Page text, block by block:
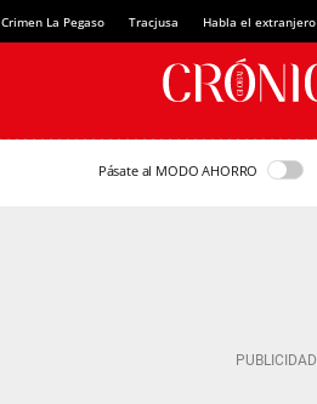
Crimen La Pegaso Tracjusa Habla el extranjero
Pásate al MODO AHORRO